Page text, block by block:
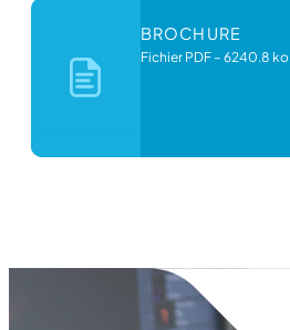
BROCHURE
Fichier PDF – 6240.8 ko